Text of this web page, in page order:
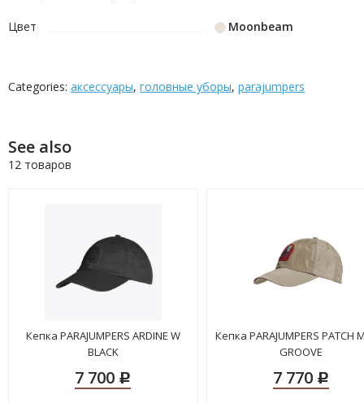
Цвет Moonbeam
Categories: аксессуары, головные уборы, parajumpers
See also
12 товаров
Кепка PARAJUMPERS ARDINE W
BLACK
7 700 Р
Кепка PARAJUMPERS PATCH
GROOVE
7 770 Р